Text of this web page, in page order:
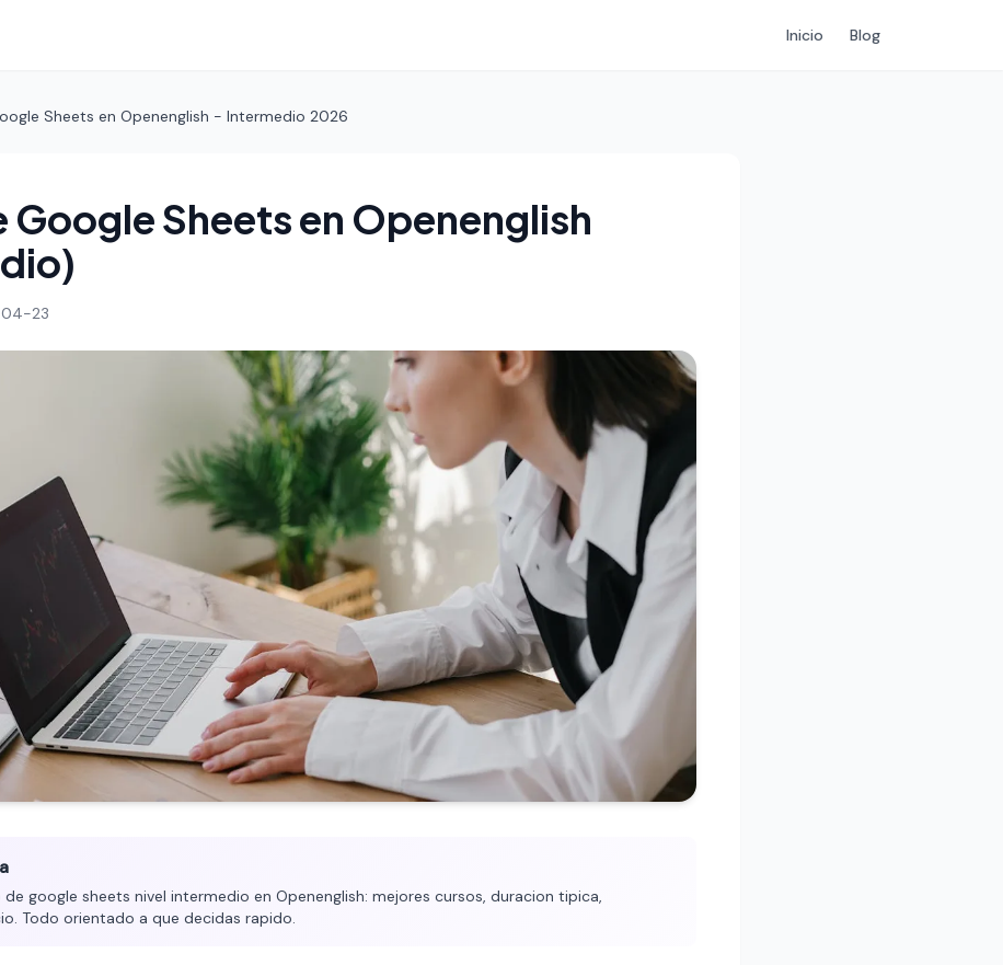
Inicio Blog
Sheets en Openenglish - Intermedio 2026
Google Sheets en Openenglish
23
google sheets nivel intermedio en Openenglish: mejores cursos, duracion tipica,
Todo orientado a que decidas rapido.